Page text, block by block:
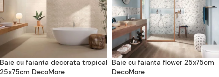
Baie cu faianta decorata tropical
25x75cm DecoMore
Baie cu faianta flower 25x75cm
DecoMore